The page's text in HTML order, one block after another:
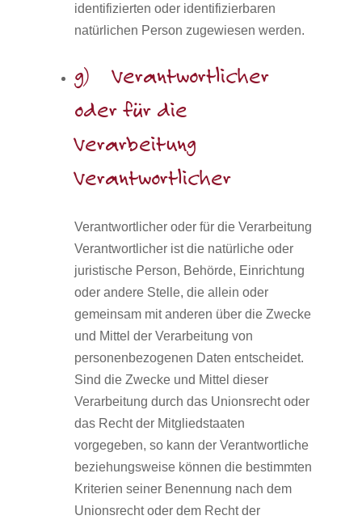
identifizierten oder identifizierbaren
natürlichen Person zugewiesen werden.
g) Verantwortlicher
oder für die
Verarbeitung
Verantwortlicher
Verantwortlicher oder für die Verarbeitung
Verantwortlicher ist die natürliche oder
juristische Person, Behörde, Einrichtung
oder andere Stelle, die allein oder
gemeinsam mit anderen über die Zwecke
und Mittel der Verarbeitung von
personenbezogenen Daten entscheidet.
Sind die Zwecke und Mittel dieser
Verarbeitung durch das Unionsrecht oder
das Recht der Mitgliedstaaten
vorgegeben, so kann der Verantwortliche
beziehungsweise können die bestimmten
Kriterien seiner Benennung nach dem
Unionsrecht oder dem Recht der